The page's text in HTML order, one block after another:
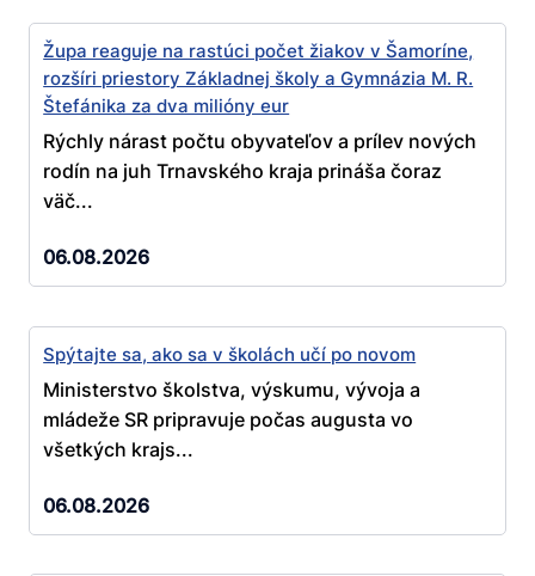
Župa reaguje na rastúci počet žiakov v Šamoríne,
rozšíri priestory Základnej školy a Gymnázia M. R.
Štefánika za dva milióny eur
Rýchly nárast počtu obyvateľov a prílev nových
rodín na juh Trnavského kraja prináša čoraz
väč...
06.08.2026
Spýtajte sa, ako sa v školách učí po novom
Ministerstvo školstva, výskumu, vývoja a
mládeže SR pripravuje počas augusta vo
všetkých krajs...
06.08.2026